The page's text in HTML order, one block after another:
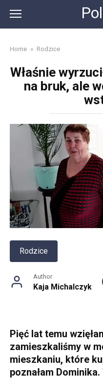
content
Home » Rodzice
Właśnie
na bruk, ale
Rodzice
Author
Kaja Michalczyk
Pięć lat temu
zamieszkaliśmy w
mieszkaniu, które
poznałam